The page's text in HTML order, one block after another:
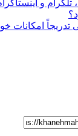
و اینستاگرام
تدریجاً امکانات